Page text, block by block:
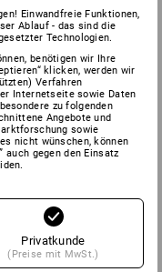
Einwandfreie Funktionen,
Ablauf - das sind die
Technologien.
benötigen wir Ihre
klicken, werden wir
Verfahren
Internetseite sowie Daten
zu folgenden
Angebote und
sowie
nicht wünschen, können
auch gegen den Einsatz
Privatkunde
(Preise mit MwSt.)